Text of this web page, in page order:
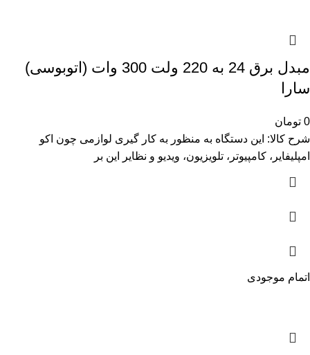
مبدل برق 24 به 220 ولت 300 وات (اتوبوسی)
سارا
0 تومان
شرح کالا: این دستگاه به منظور به کار گیری لوازمی چون اکو
امپلیفایر، کامپیوتر، تلویزیون، ویدیو و نظایر این بر
اتمام موجودی